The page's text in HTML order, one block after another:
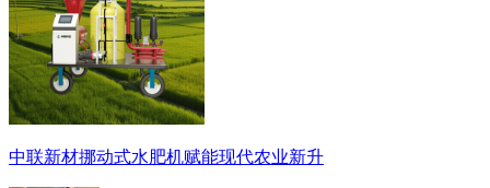
中联新材挪动式水肥机赋能现代农业新升